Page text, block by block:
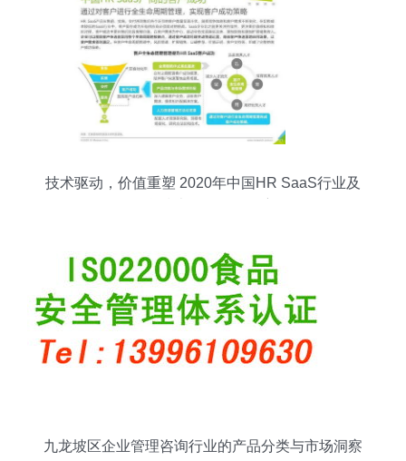
技术驱动，价值重塑 2020年中国HR SaaS行业及
九龙坡区企业管理咨询行业的产品分类与市场洞察